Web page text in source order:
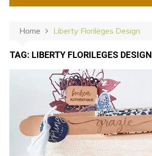
Home Liberty Florileges Design
TAG: LIBERTY FLORILEGES DESIGN